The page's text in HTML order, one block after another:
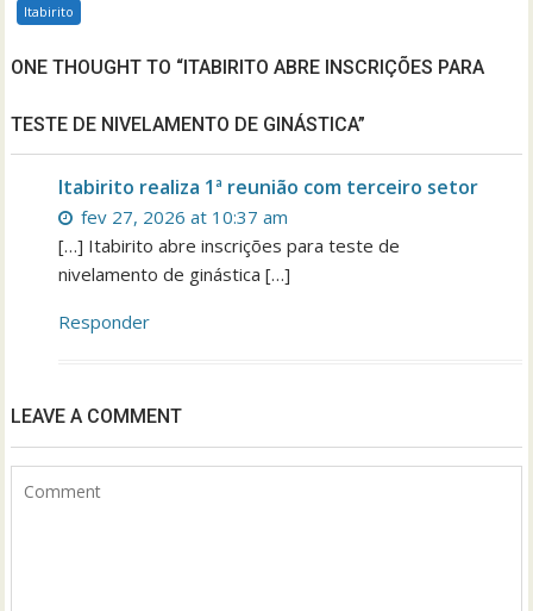
Itabirito
ONE THOUGHT TO “ITABIRITO ABRE INSCRIÇÕES PARA
TESTE DE NIVELAMENTO DE GINÁSTICA”
Itabirito realiza 1ª reunião com terceiro setor
fev 27, 2026 at 10:37 am
[…] Itabirito abre inscrições para teste de
nivelamento de ginástica […]
Responder
LEAVE A COMMENT